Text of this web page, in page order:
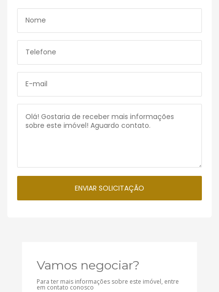
Vamos negociar?
Para ter mais informações sobre este imóvel, entre
em contato conosco